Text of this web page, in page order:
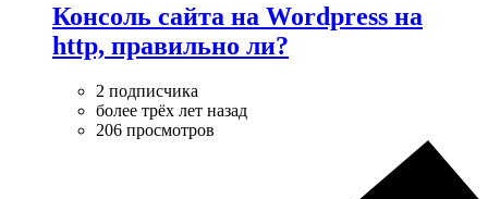
Консоль сайта на Wordpress на
http, правильно ли?
2 подписчика
более трёх лет назад
206 просмотров